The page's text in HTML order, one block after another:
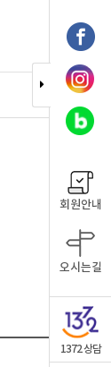
회원안내
오시는길
1372 상담